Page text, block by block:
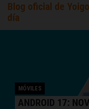
Blog oficial de
día
MÓVILES
ANDROID 17: